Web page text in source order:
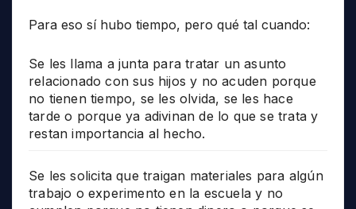
Para eso sí hubo tiempo, pero qué tal cuando:
Se les llama a junta para tratar un asunto
relacionado con sus hijos y no acuden porque
no tienen tiempo, se les olvida, se les hace
tarde o porque ya adivinan de lo que se trata y
restan importancia al hecho.
Se les solicita que traigan materiales para algún
trabajo o experimento en la escuela y no